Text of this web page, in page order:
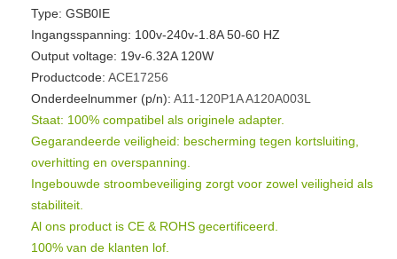
Type: GSB0IE
Ingangsspanning: 100v-240v-1.8A 50-60 HZ
Output voltage: 19v-6.32A 120W
Productcode: ACE17256
Onderdeelnummer (p/n): A11-120P1AA120A003L
Staat: 100% compatibel als originele adapter.
Gegarandeerde veiligheid: bescherming tegen kortsluiting,
overhitting en overspanning.
Ingebouwde stroombeveiliging zorgt voor zowel veiligheid als
stabiliteit.
Al ons product is CE & ROHS gecertificeerd.
100% van de klanten lof.